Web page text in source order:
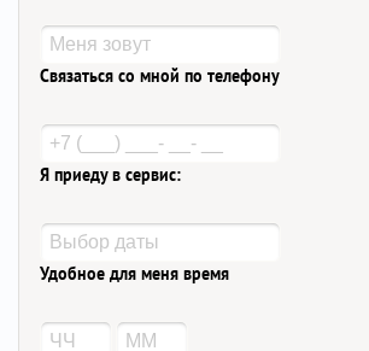
Связаться со мной по телефону
Я приеду в сервис:
Удобное для меня время